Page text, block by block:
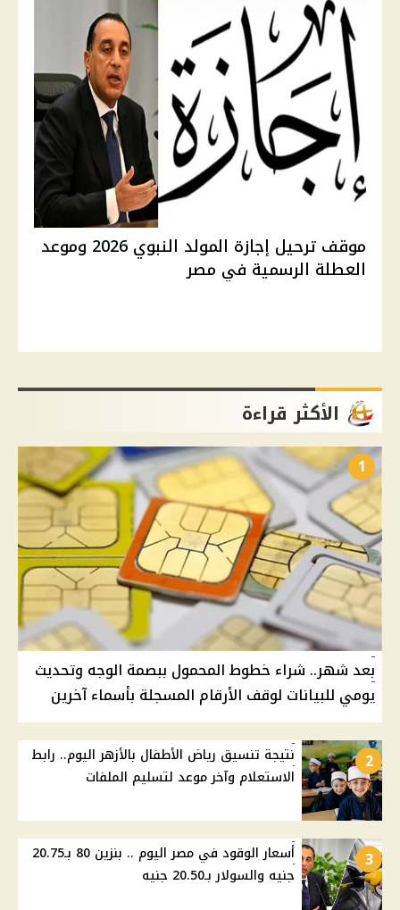
موقف ترحيل إجازة المولد النبوي 2026 وموعد
العطلة الرسمية في مصر
الأكثر قراءة
1
بعد شهر.. شراء خطوط المحمول ببصمة الوجه وتحديث
يومي للبيانات لوقف الأرقام المسجلة بأسماء آخرين
2
نتيجة تنسيق رياض الأطفال بالأزهر اليوم.. رابط
الاستعلام وآخر موعد لتسليم الملفات
3
أسعار الوقود في مصر اليوم .. بنزين 80 بـ20.75
جنيه والسولار بـ20.50 جنيه